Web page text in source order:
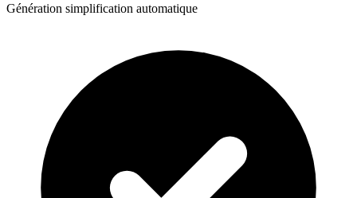
Génération simplification automatique